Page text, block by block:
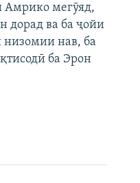
Амрико мегӯяд,
дорад ва ба ҷойи
низомии нав, ба
ба Эрон